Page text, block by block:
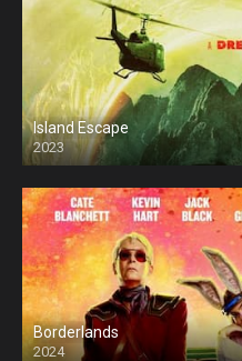
Island Escape
2023
Borderlands
2024